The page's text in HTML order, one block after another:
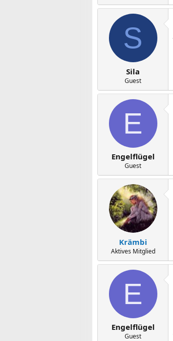
S
Sila
Guest
E
Engelflügel
Guest
Krämbi
Aktives Mitglied
E
Engelflügel
Guest